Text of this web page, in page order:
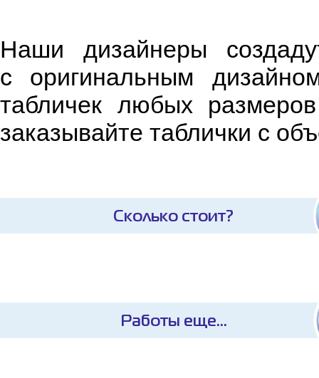
Наши дизайнеры
с оригинальным
табличек любых
заказывайте таблички с
Сколько стоит?
Работы еще...